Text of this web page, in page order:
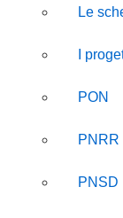
Le
I
PON
PNRR
PNSD